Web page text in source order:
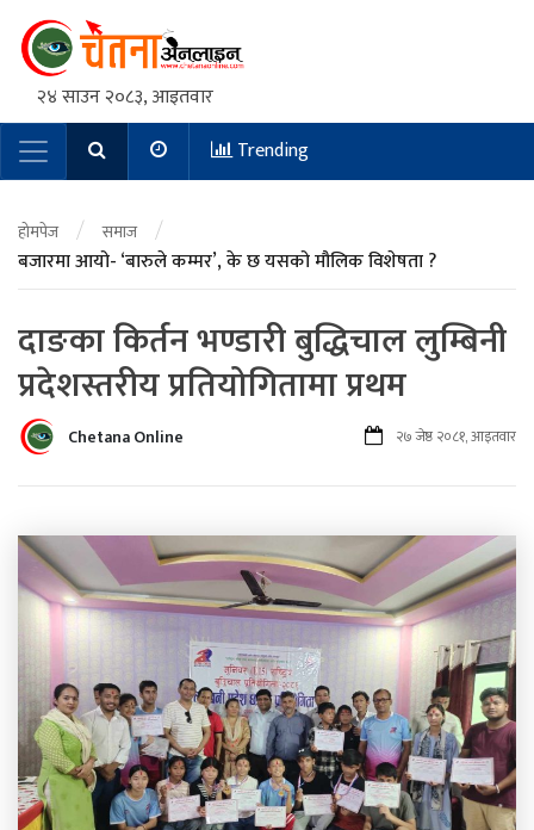
२४ साउन २०८३, आइतवार
Main NavigationTrending
होमपेज / समाज /
बजारमा आयो- ‘बारुले कम्मर’, के छ यसको मौलिक विशेषता ?
दाङका किर्तन भण्डारी बुद्धिचाल लुम्बिनी
प्रदेशस्तरीय प्रतियोगितामा प्रथम
Chetana Online २७ जेष्ठ २०८१, आइतवार